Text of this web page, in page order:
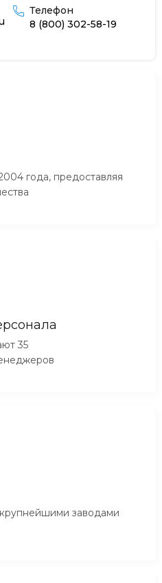
Телефон
8 (800) 302-58-19
года, предоставляя
35
заводами